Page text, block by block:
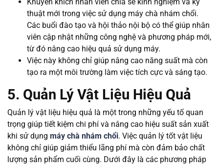
thuật mới trong việc sử dụng máy chà nhám chổi.
Các buổi đào tạo và hội thảo nội bộ có thể giúp nhân
viên cập nhật những công nghệ và phương pháp mới,
từ đó nâng cao hiệu quả sử dụng máy.
Việc này không chỉ giúp nâng cao năng suất mà còn
tạo ra một môi trường làm việc tích cực và sáng tạo.
5. Quản Lý Vật Liệu Hiệu Quả
Quản lý vật liệu hiệu quả là một trong những yếu tố quan
trọng giúp tiết kiệm chi phí và nâng cao hiệu suất sản xuất
khi sử dụng máy chà nhám chổi. Việc quản lý tốt vật liệu
không chỉ giúp giảm thiểu lãng phí mà còn đảm bảo chất
lượng sản phẩm cuối cùng. Dưới đây là các phương pháp